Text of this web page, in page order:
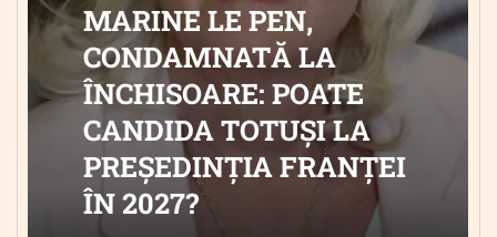
MARINE LE PEN,
CONDAMNATĂ LA
ÎNCHISOARE: POATE
CANDIDA TOTUȘI LA
PREȘEDINȚIA FRANȚEI
ÎN 2027?